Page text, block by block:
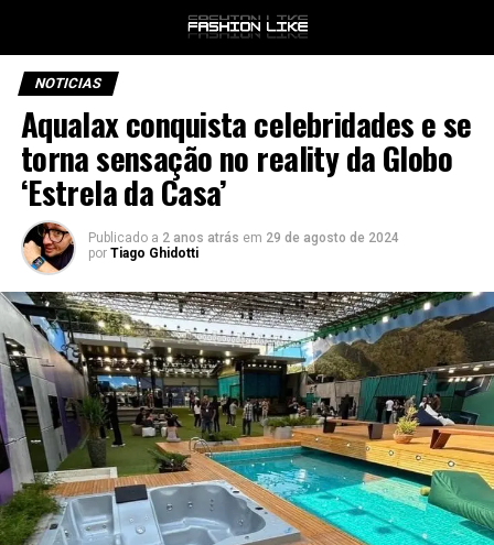
NOTICIAS
Aqualax conquista celebridades e se
torna sensação no reality da Globo
‘Estrela da Casa’
Publicado a 2 anos atrás em 29 de agosto de 2024
por Tiago Ghidotti